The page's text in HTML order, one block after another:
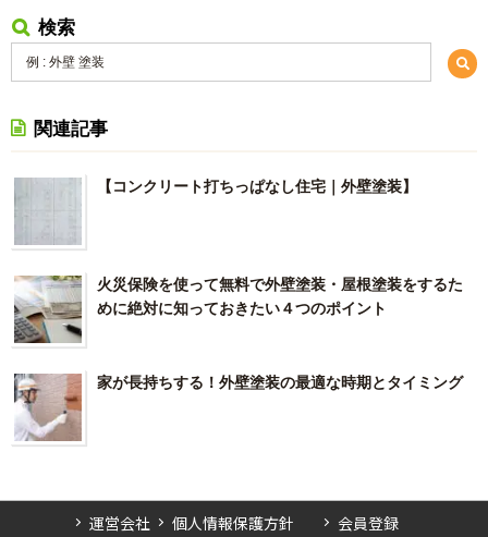
検索
関連記事
【コンクリート打ちっぱなし住宅｜外壁塗装】
火災保険を使って無料で外壁塗装・屋根塗装をするた
めに絶対に知っておきたい４つのポイント
家が長持ちする！外壁塗装の最適な時期とタイミング
運営会社 個人情報保護方針 会員登録